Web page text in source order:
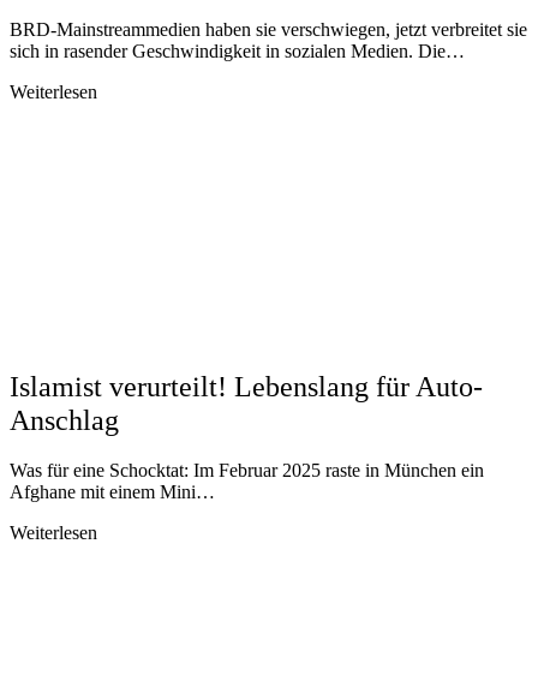
BRD-Mainstreammedien haben sie verschwiegen, jetzt verbreitet sie
sich in rasender Geschwindigkeit in sozialen Medien. Die…
Weiterlesen
Islamist verurteilt! Lebenslang für Auto-
Anschlag
Was für eine Schocktat: Im Februar 2025 raste in München ein
Afghane mit einem Mini…
Weiterlesen